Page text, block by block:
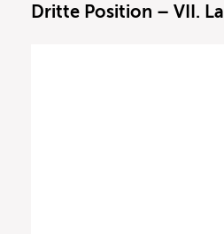
Dritte Position – VII.